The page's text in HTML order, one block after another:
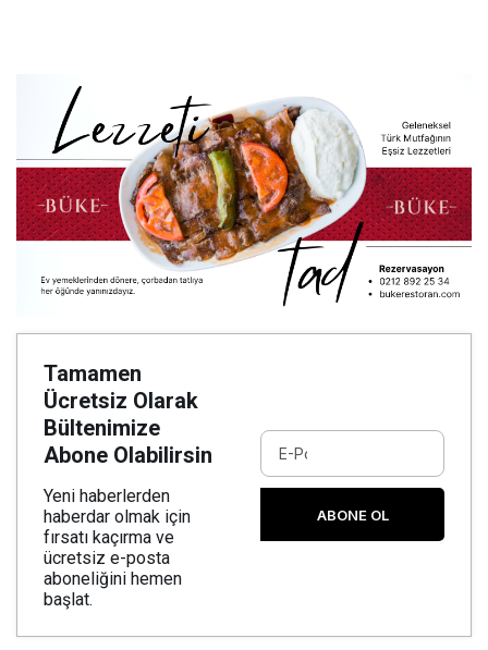
Tamamen
Ücretsiz Olarak
Bültenimize
Abone Olabilirsin
Yeni haberlerden
haberdar olmak için
fırsatı kaçırma ve
ücretsiz e-posta
aboneliğini hemen
başlat.
ABONE OL